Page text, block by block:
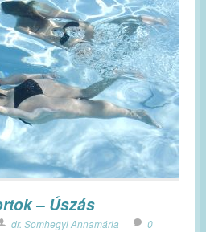
– Úszás
dr. Somhegyi Annamária
0